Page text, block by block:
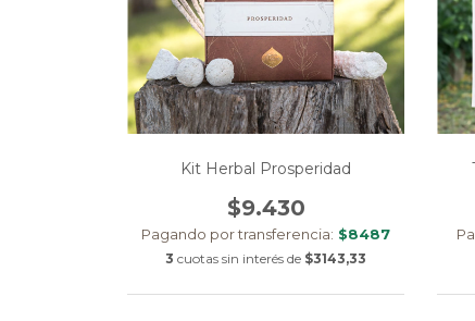
Kit Herbal Prosperidad
$9.430
Pagando por transferencia: $8487
3 cuotas sin interés de $3143,33